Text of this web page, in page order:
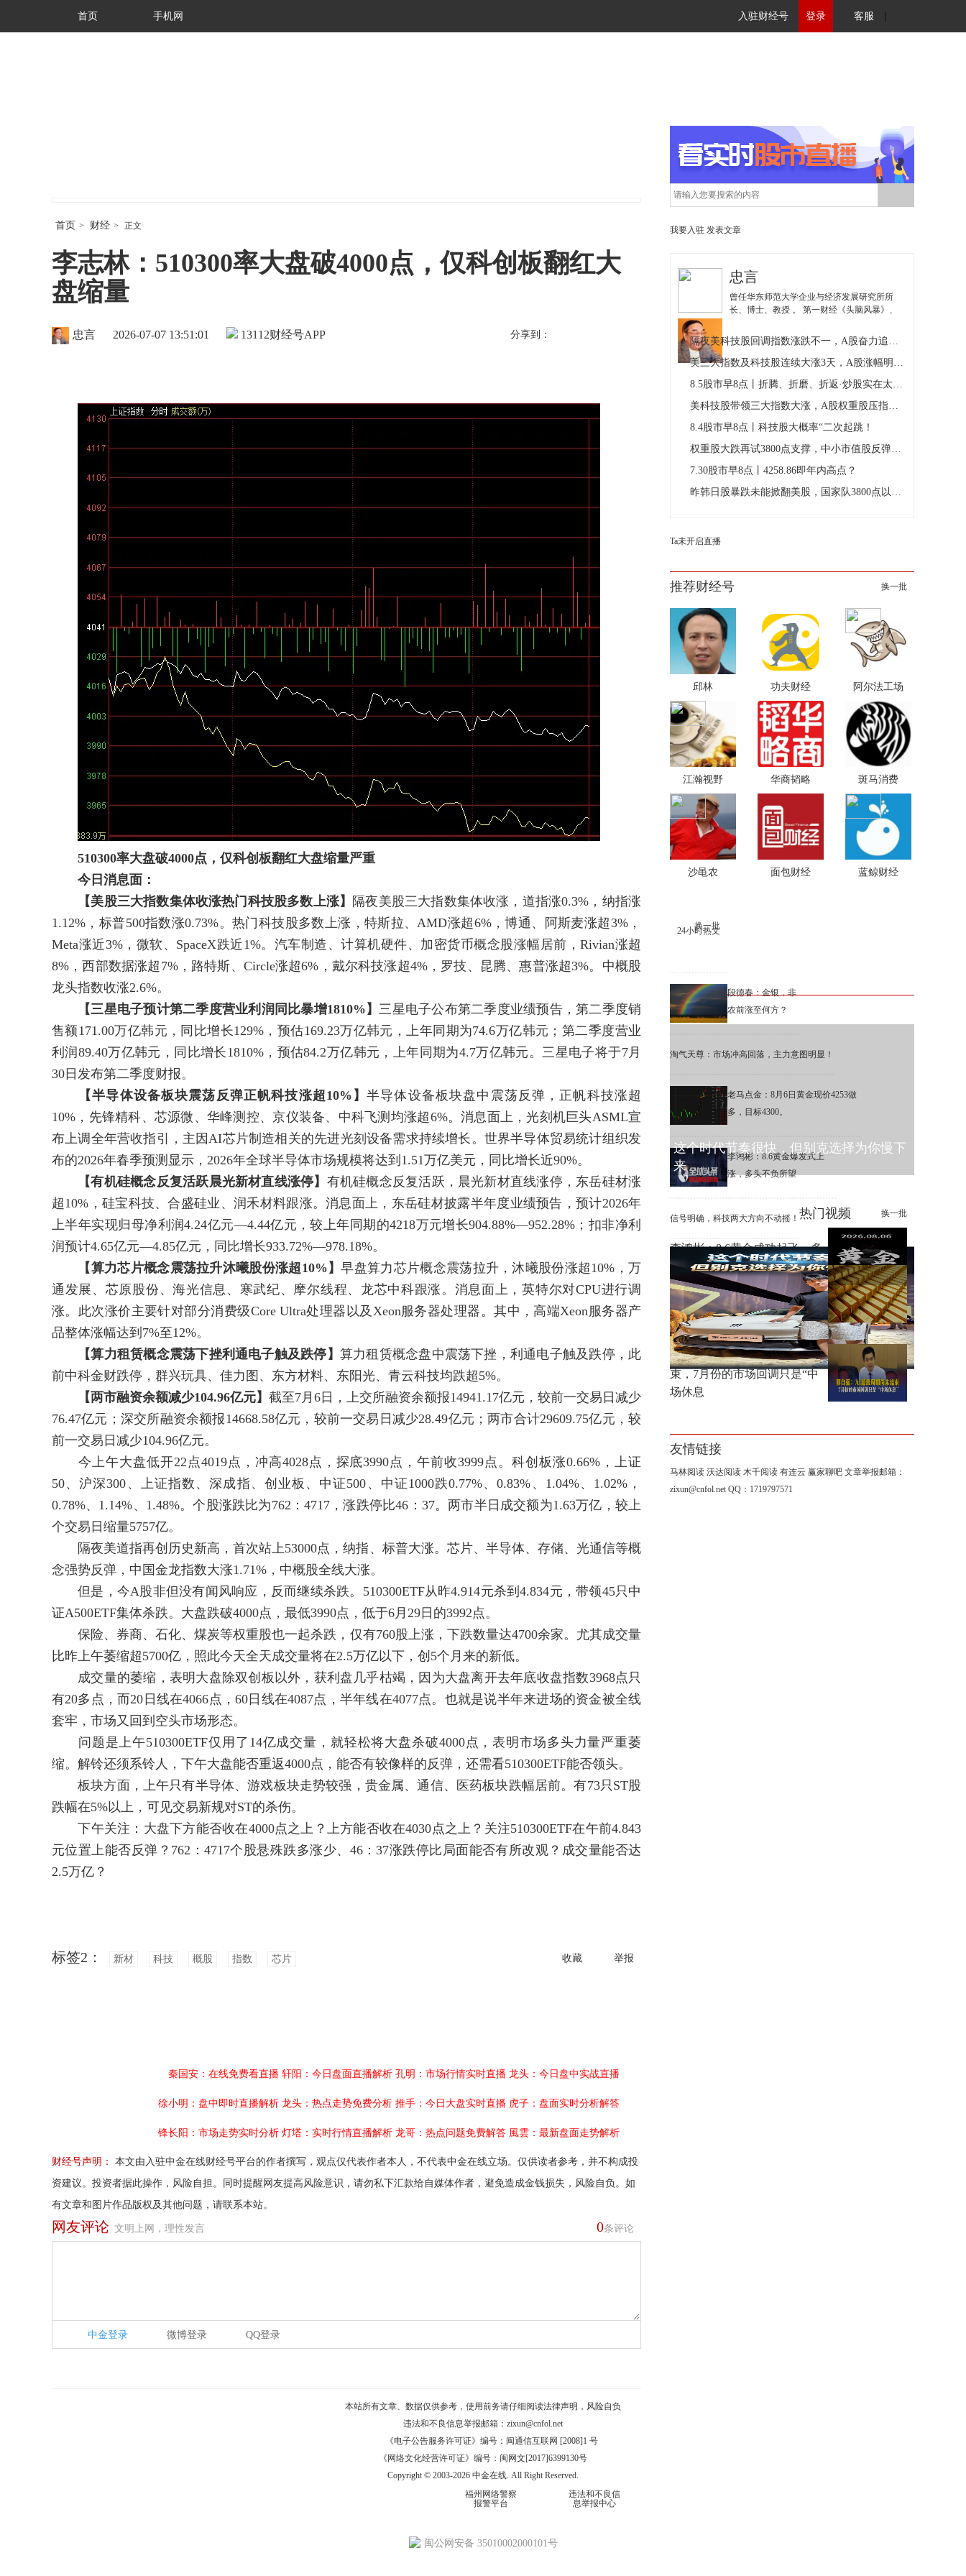
首页 手机网 入驻财经号 登录 客服
首页 > 财经 > 正文
李志林：510300率大盘破4000点，仅科创板翻红大
盘缩量
财经号APP
忠言 2026-07-07 13:51:01 13112 分享到：
510300率大盘破4000点，仅科创板翻红大盘缩量严重
今日消息面：
【美股三大指数集体收涨热门科技股多数上涨】
隔夜美股三大指数集体收涨，道指涨0.3%，纳指涨
1.12%，标普500指数涨0.73%。热门科技股多数上涨，特斯拉、AMD涨超6%，博通、阿斯麦涨超3%，
Meta涨近3%，微软、SpaceX跌近1%。汽车制造、计算机硬件、加密货币概念股涨幅居前，Rivian涨超
8%，西部数据涨超7%，路特斯、Circle涨超6%，戴尔科技涨超4%，罗技、昆腾、惠普涨超3%。中概股
龙头指数收涨2.6%。
【三星电子预计第二季度营业利润同比暴增1810%】三星电子公布第二季度业绩预告，第二季度销
售额171.00万亿韩元，同比增长129%，预估169.23万亿韩元，上年同期为74.6万亿韩元；第二季度营业
利润89.40万亿韩元，同比增长1810%，预估84.2万亿韩元，上年同期为4.7万亿韩元。三星电子将于7月
30日发布第二季度财报。
【半导体设备板块震荡反弹正帆科技涨超10%】半导体设备板块盘中震荡反弹，正帆科技涨超
10%，先锋精科、芯源微、华峰测控、京仪装备、中科飞测均涨超6%。消息面上，光刻机巨头ASML宣
布上调全年营收指引，主因AI芯片制造相关的先进光刻设备需求持续增长。世界半导体贸易统计组织发
布的2026年春季预测显示，2026年全球半导体市场规模将达到1.51万亿美元，同比增长近90%。
【有机硅概念反复活跃晨光新材直线涨停】 有机硅概念反复活跃，晨光新材直线涨停，东岳硅材涨
超10%，硅宝科技、合盛硅业、润禾材料跟涨。消息面上，东岳硅材披露半年度业绩预告，预计2026年
上半年实现归母净利润4.24亿元—4.44亿元，较上年同期的4218万元增长904.88%—952.28%；扣非净利
润预计4.65亿元—4.85亿元，同比增长933.72%—978.18%。
【算力芯片概念震荡拉升沐曦股份涨超10%】早盘算力芯片概念震荡拉升，沐曦股份涨超10%，万
通发展、芯原股份、海光信息、寒武纪、摩尔线程、龙芯中科跟涨。消息面上，英特尔对CPU进行调
涨。此次涨价主要针对部分消费级Core Ultra处理器以及Xeon服务器处理器。其中，高端Xeon服务器产
品整体涨幅达到7%至12%。
【算力租赁概念震荡下挫利通电子触及跌停】 算力租赁概念盘中震荡下挫，利通电子触及跌停，此
前中科金财跌停，群兴玩具、佳力图、东方材料、东阳光、青云科技均跌超5%。
【两市融资余额减少104.96亿元】 截至7月6日，上交所融资余额报14941.17亿元，较前一交易日减少
76.47亿元；深交所融资余额报14668.58亿元，较前一交易日减少28.49亿元；两市合计29609.75亿元，较
前一交易日减少104.96亿元。
今上午大盘低开22点4019点，冲高4028点，探底3990点，午前收3999点。科创板涨0.66%，上证
50、沪深300、上证指数、深成指、创业板、中证500、中证1000跌0.77%、0.83%、1.04%、1.02%，
0.78%、1.14%、1.48%。个股涨跌比为762：4717，涨跌停比46：37。两市半日成交额为1.63万亿，较上
个交易日缩量5757亿。
隔夜美道指再创历史新高，首次站上53000点，纳指、标普大涨。芯片、半导体、存储、光通信等概
念强势反弹，中国金龙指数大涨1.71%，中概股全线大涨。
但是，今A股非但没有闻风响应，反而继续杀跌。510300ETF从昨4.914元杀到4.834元，带领45只中
证A500ETF集体杀跌。大盘跌破4000点，最低3990点，低于6月29日的3992点。
保险、券商、石化、煤炭等权重股也一起杀跌，仅有760股上涨，下跌数量达4700余家。尤其成交量
比昨上午萎缩超5700亿，照此今天全天成交量将在2.5万亿以下，创5个月来的新低。
成交量的萎缩，表明大盘除双创板以外，获利盘几乎枯竭，因为大盘离开去年底收盘指数3968点只
有20多点，而20日线在4066点，60日线在4087点，半年线在4077点。也就是说半年来进场的资金被全线
套牢，市场又回到空头市场形态。
问题是上午510300ETF仅用了14亿成交量，就轻松将大盘杀破4000点，表明市场多头力量严重萎
缩。解铃还须系铃人，下午大盘能否重返4000点，能否有较像样的反弹，还需看510300ETF能否领头。
板块方面，上午只有半导体、游戏板块走势较强，贵金属、通信、医药板块跌幅居前。有73只ST股
跌幅在5%以上，可见交易新规对ST的杀伤。
下午关注：大盘下方能否收在4000点之上？上方能否收在4030点之上？关注510300ETF在午前4.843
元位置上能否反弹？762：4717个股悬殊跌多涨少、46：37涨跌停比局面能否有所改观？成交量能否达
2.5万亿？
收藏 举报
标签2： 新材 科技 概股 指数 芯片
秦国安：在线免费看直播 轩阳：今日盘面直播解析 孔明：市场行情实时直播 龙头：今日盘中实战直播
徐小明：盘中即时直播解析 龙头：热点走势免费分析 推手：今日大盘实时直播 虎子：盘面实时分析解答
锋长阳：市场走势实时分析 灯塔：实时行情直播解析 龙哥：热点问题免费解答 風雲：最新盘面走势解析
财经号声明：
本文由入驻中金在线财经号平台的作者撰写，观点仅代表作者本人，不代表中金在线立场。仅供读者参考，并不构成投
资建议。投资者据此操作，风险自担。同时提醒网友提高风险意识，请勿私下汇款给自媒体作者，避免造成金钱损失，风险自负。如
有文章和图片作品版权及其他问题，请联系本站。
0条评论
网友评论 文明上网，理性发言
中金登录 微博登录 QQ登录
我要入驻 发表文章
忠言
曾任华东师范大学企业与经济发展研究所所
长、博士、教授 。 第一财经《头脑风暴》、
智慧》、《走近赢家》、《解读中国股市》、
《股市超限战》等。
隔夜美科技股回调指数涨跌不一，A股奋力追赶外围冲反弹新高回落
美三大指数及科技股连续大涨3天，A股涨幅明显落后仍站上20日
8.5股市早8点丨折腾、折磨、折返·炒股实在太难！
美科技股带领三大指数大涨，A股权重股压指数双创板领涨
8.4股市早8点丨科技股大概率“二次起跳！
权重股大跌再试3800点支撑，中小市值股反弹悬殊涨多跌少
7.30股市早8点丨4258.86即年内高点？
昨韩日股暴跌未能掀翻美股，国家队3800点以下多次防守反击
Ta未开启直播
推荐财经号 换一批
邱林 功夫财经 阿尔法工场
江瀚视野 华商韬略 斑马消费
沙黾农 面包财经 蓝鲸财经
24小时热文
换一批
段德春：金银，非
农前涨至何方？
淘气天尊：市场冲高回落，主力意图明显！
老马点金：8月6日黄金现价4253做
多，目标4300。
李鸿彬：8.6黄金爆发式上
涨，多头不负所望
信号明确，科技两大方向不动摇！ 热门视频 换一批
这个时代节奏很快，但别克选择为你慢下
来
李鸿彬：8.6黄金成功起飞，多
头打响反攻战
黄金大涨，错过机会，总比低
位割肉强！
邢自强：AI超级周期尚未结
束，7月份的市场回调只是“中
场休息
友情链接
马林阅读 沃达阅读 木千阅读 有连云 赢家聊吧 文章举报邮箱：
zixun@cnfol.net QQ：1719797571
本站所有文章、数据仅供参考，使用前务请仔细阅读法律声明 ，风险自负
违法和不良信息举报邮箱： zixun@cnfol.net
《电子公告服务许可证》编号：闽通信互联网 [2008]1 号
《网络文化经营许可证》编号：闽网文[2017]6399130号
Copyright © 2003-2026 中金在线. All Right Reserved.
福州网络警察
报警平台
违法和不良信
息举报中心
闽公网安备 35010002000101号